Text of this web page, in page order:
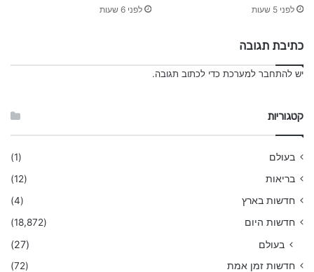
ס לפני 5 שעות לפני 6 שעות
כתיבת תגובה
יש להתחבר למערכת כדי לכתוב תגובה.
קטגוריות
בעולם
(1)
בריאות
(12)
חדשות בארץ
(4)
חדשות היום
(18,872)
בעולם (27)
חדשות זמן אמת
(72)